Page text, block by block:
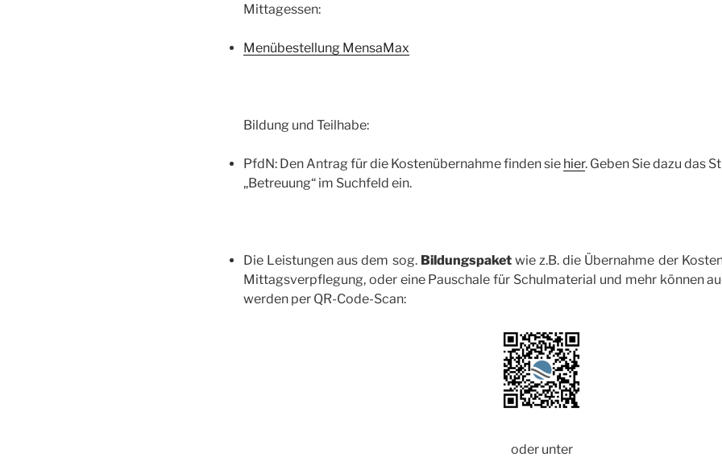
Mittagessen:
Menübestellung MensaMax
Bildung und Teilhabe:
PfdN: Den Antrag für die Kostenübernahme finden sie hier. Geben Sie dazu das
„Betreuung“ im Suchfeld ein.
Die Leistungen aus dem sog. Bildungspaketwie z.B. die Übernahme der
Mittagsverpflegung, oder eine Pauschale für Schulmaterial und mehr können
werden per QR-Code-Scan:
oder unter